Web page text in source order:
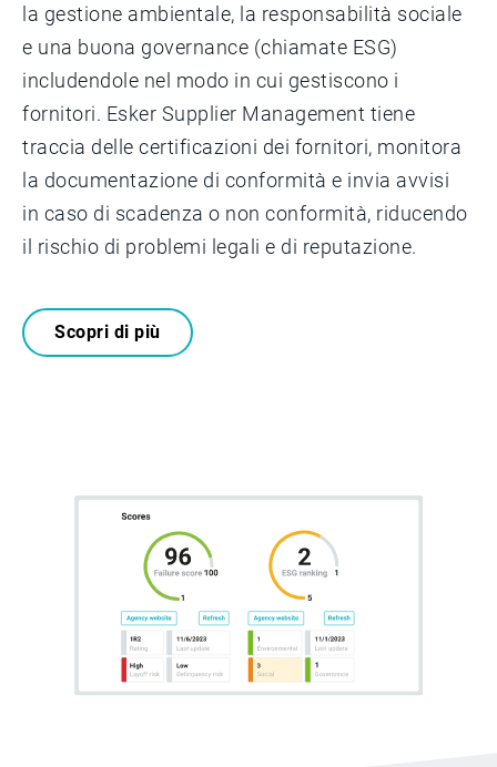
la gestione ambientale, la responsabilità sociale
e una buona governance (chiamate ESG)
includendole nel modo in cui gestiscono i
fornitori. Esker Supplier Management tiene
traccia delle certificazioni dei fornitori, monitora
la documentazione di conformità e invia avvisi
in caso di scadenza o non conformità, riducendo
il rischio di problemi legali e di reputazione.
Scopri di più